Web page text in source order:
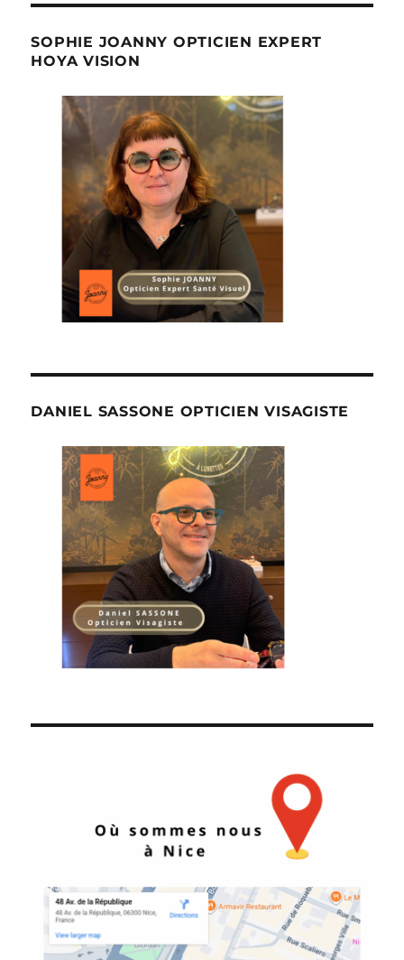
SOPHIE JOANNY OPTICIEN EXPERT
HOYA VISION
DANIEL SASSONE OPTICIEN VISAGISTE